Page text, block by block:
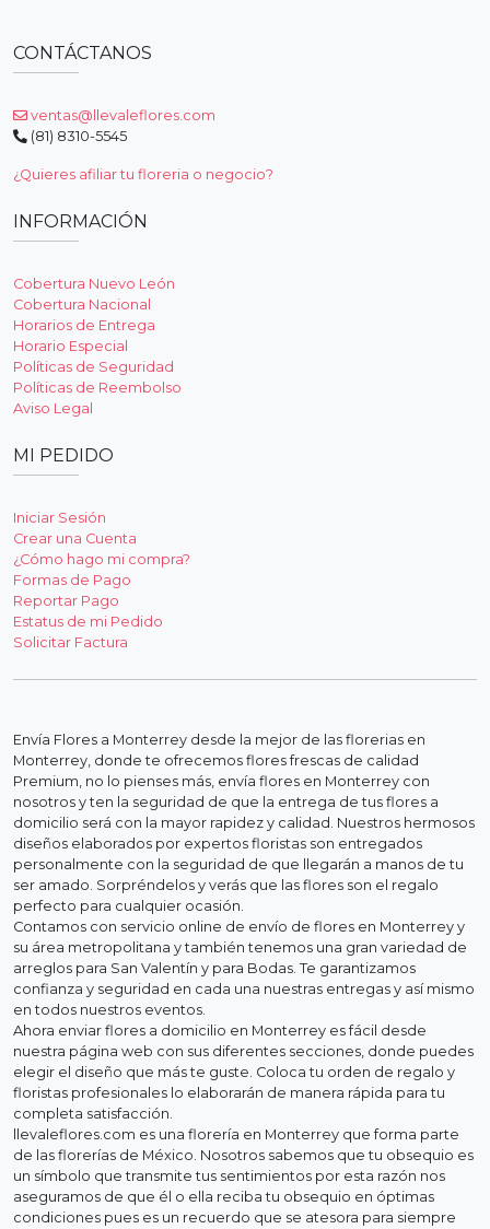
CONTÁCTANOS
ventas@llevaleflores.com
(81) 8310-5545
¿Quieres afiliar tu floreria o negocio?
INFORMACIÓN
Cobertura Nuevo León
Cobertura Nacional
Horarios de Entrega
Horario Especial
Políticas de Seguridad
Políticas de Reembolso
Aviso Legal
MI PEDIDO
Iniciar Sesión
Crear una Cuenta
¿Cómo hago mi compra?
Formas de Pago
Reportar Pago
Estatus de mi Pedido
Solicitar Factura
Envía Flores a Monterrey desde la mejor de las florerias en
Monterrey, donde te ofrecemos flores frescas de calidad
Premium, no lo pienses más, envía flores en Monterrey con
nosotros y ten la seguridad de que la entrega de tus flores a
domicilio será con la mayor rapidez y calidad. Nuestros hermosos
diseños elaborados por expertos floristas son entregados
personalmente con la seguridad de que llegarán a manos de tu
ser amado. Sorpréndelos y verás que las flores son el regalo
perfecto para cualquier ocasión.
Contamos con servicio online de envío de flores en Monterrey y
su área metropolitana y también tenemos una gran variedad de
arreglos para San Valentín y para Bodas. Te garantizamos
confianza y seguridad en cada una nuestras entregas y así mismo
en todos nuestros eventos.
Ahora enviar flores a domicilio en Monterrey es fácil desde
nuestra página web con sus diferentes secciones, donde puedes
elegir el diseño que más te guste. Coloca tu orden de regalo y
floristas profesionales lo elaborarán de manera rápida para tu
completa satisfacción.
llevaleflores.com es una florería en Monterrey que forma parte
de las florerías de México. Nosotros sabemos que tu obsequio es
un símbolo que transmite tus sentimientos por esta razón nos
aseguramos de que él o ella reciba tu obsequio en óptimas
condiciones pues es un recuerdo que se atesora para siempre